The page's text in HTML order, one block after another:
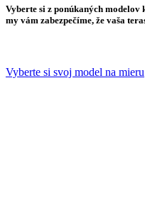
Vyberte si z ponúkaných
my vám zabezpečíme, že vaša
Vyberte si svoj model na mieru